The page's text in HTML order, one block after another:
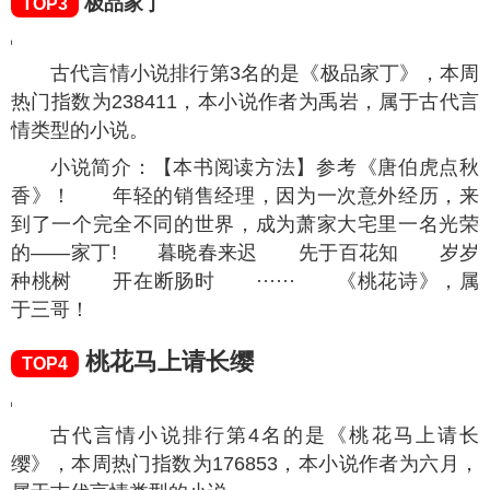
TOP3
古代言情小说排行第3名的是《极品家丁》，本周
热门指数为238411 ，本小说作者为禹岩，属于古代言
情类型的小说。
小说简介：【本书阅读方法】参考《唐伯虎点秋
香》！ 年轻的销售经理，因为一次意外经历，来
到了一个完全不同的世界，成为萧家大宅里一名光荣
的——家丁! 暮晓春来迟 先于百花知 岁岁
种桃树 开在断肠时 ······ 《桃花诗》，属
于三哥！
TOP4 桃花马上请长缨
缨》，本周热门指数为176853 ，本小说作者为六月，
属于古代言情类型的小说。